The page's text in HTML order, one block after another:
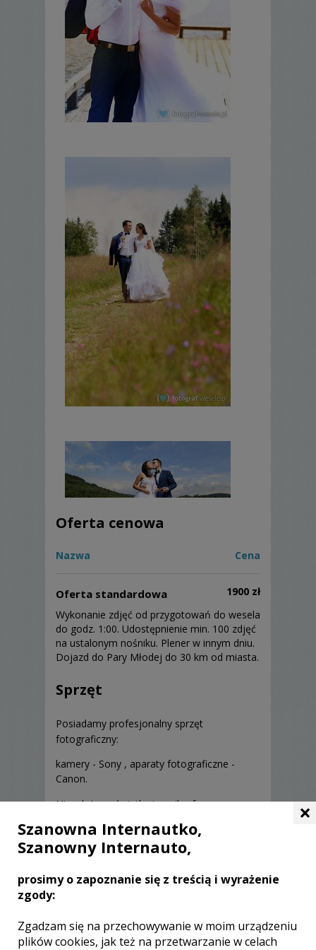
Oferta cenowa
Nazwa Cena
Oferta standardowa
1900 zł
Wykonanie zdjęć od przygotowań do wesela
do godz. 1:00. Udostępnienie min. 100 zdjęć
na ustalonym nośniku. Plener w innym dniu.
Dojazd do Pary Młodej do 30 km od miasta.
Sprzęt
Posiadamy profesjonalny sprzęt
fotograficzny:
kamery - Sony , aparaty fotograficzne -
Canon.
Niezależne oświetlenie, mikrofony
×
Szanowna Internautko,
Szanowny Internauto,
prosimy o zapoznanie się z treścią i wyrażenie
zgody:
Zgadzam się na przechowywanie w moim urządzeniu
plików cookies, jak też na przetwarzanie w celach